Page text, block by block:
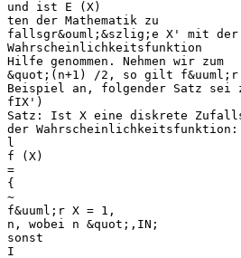
und ist E (X)
ten der Mathematik zu
fallsgr&ouml;&szlig;e X' mit der
Wahrscheinlichkeitsfunktion
Hilfe genommen. Nehmen wir zum
&quot;(n+1) /2, so gilt f&uuml;r
Beispiel an, folgender Satz sei
fIX')
Satz: Ist X eine diskrete
der Wahrscheinlichkeitsfunktion:
l
f (X)
=
{
~
f&uuml;r X = 1,
n, wobei n &quot;,IN;
sonst
I